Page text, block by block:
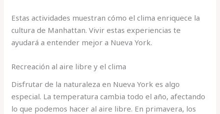
Estas actividades muestran cómo el clima enriquece la
cultura de Manhattan. Vivir estas experiencias te
ayudará a entender mejor a Nueva York.
Recreación al aire libre y el clima
Disfrutar de la naturaleza en Nueva York es algo
especial. La temperatura cambia todo el año, afectando
lo que podemos hacer al aire libre. En primavera, los